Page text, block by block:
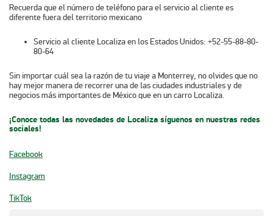
Recuerda que el número de teléfono para el servicio al cliente es
diferente fuera del territorio mexicano
Servicio al cliente Localiza en los Estados Unidos: +52-55-88-80-
80-64
Sin importar cuál sea la razón de tu viaje a Monterrey, no olvides que no
hay mejor manera de recorrer una de las ciudades industriales y de
negocios más importantes de México que en un carro Localiza.
¡Conoce todas las novedades de Localiza síguenos en nuestras redes
sociales!
Facebook
Instagram
TikTok